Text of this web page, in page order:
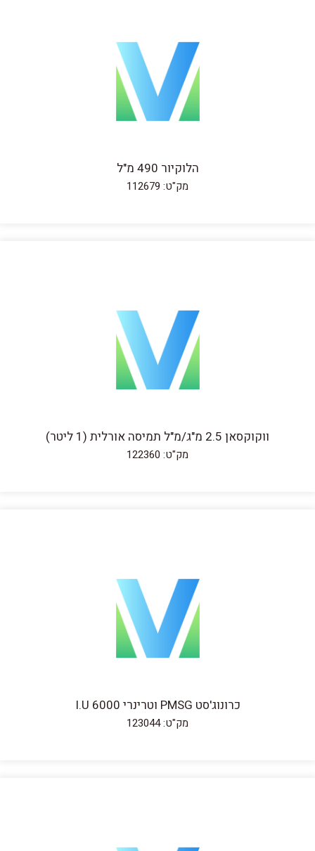
הלוקיור 490 מ"ל
מק"ט: 112679
ווקוקסאן 2.5 מ"ג/מ"ל תמיסה אורלית (1 ליטר)
מק"ט: 122360
כרונוג'סט PMSG וטרינרי 6000 I.U
מק"ט: 123044